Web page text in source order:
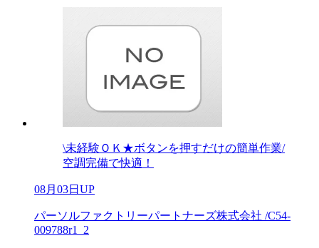
\未経験ＯＫ★ボタンを押すだけの簡単作業/
空調完備で快適！
08月03日UP
パーソルファクトリーパートナーズ株式会社 /C54-
009788r1_2